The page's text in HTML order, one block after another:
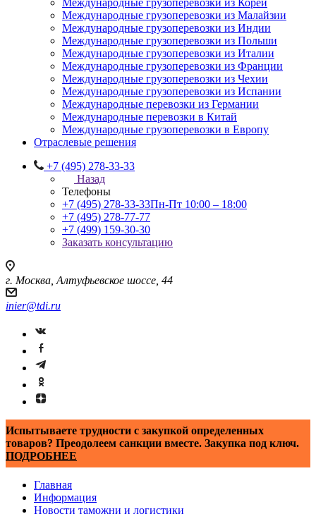
Международные грузоперевозки из Кореи
Международные грузоперевозки из Малайзии
Международные грузоперевозки из Индии
Международные грузоперевозки из Польши
Международные грузоперевозки из Италии
Международные грузоперевозки из Франции
Международные грузоперевозки из Чехии
Международные грузоперевозки из Испании
Международные перевозки из Германии
Международные перевозки в Китай
Международные грузоперевозки в Европу
Отраслевые решения
+7 (495) 278-33-33
Назад
Телефоны
+7 (495) 278-33-33Пн-Пт 10:00 – 18:00
+7 (495) 278-77-77
+7 (499) 159-30-30
Заказать консультацию
г. Москва, Алтуфьевское шоссе, 44
inier@tdi.ru
Испытываете трудности с закупкой определенных
товаров? Преодолеем санкции вместе. Закупка под ключ.
ПОДРОБНЕЕ
Главная
Информация
Новости таможни и логистики